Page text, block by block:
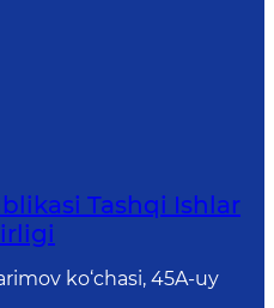
Tashqi Ishlаr
ko‘chasi, 45A-uy